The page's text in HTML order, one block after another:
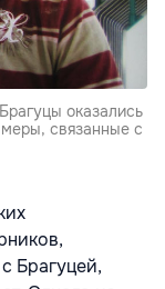
оказались
связанные с
Брагуцей,